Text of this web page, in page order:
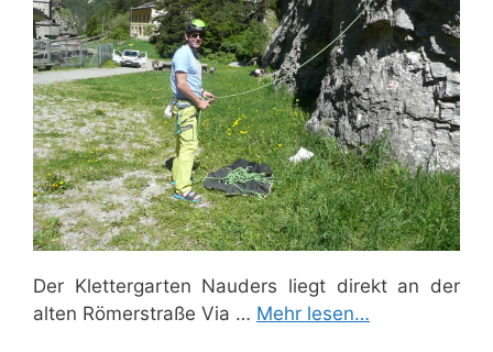
Der Klettergarten Nauders liegt direkt an der
alten Römerstraße Via … Mehr lesen…